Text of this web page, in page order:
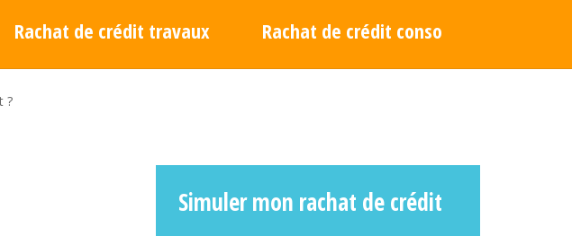
Rachat de crédit travaux Rachat de crédit conso
?
Simuler mon rachat de crédit